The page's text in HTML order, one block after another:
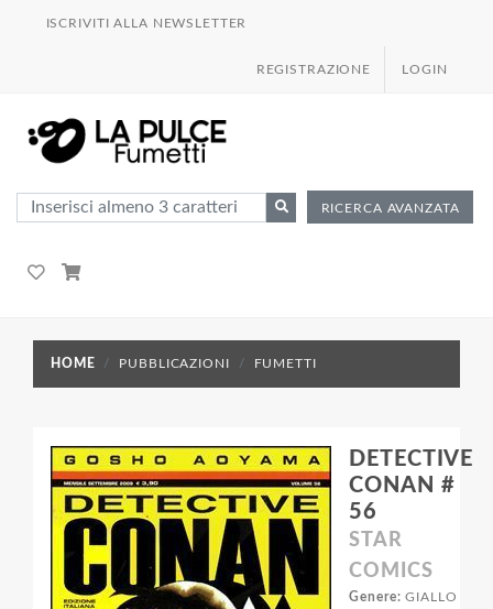
ISCRIVITI ALLA NEWSLETTER
REGISTRAZIONE LOGIN
RICERCA AVANZATA
HOME PUBBLICAZIONI FUMETTI
DETECTIVE
CONAN #
56
STAR
COMICS
Genere: GIALLO